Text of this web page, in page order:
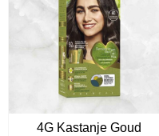
4G Kastanje Goud